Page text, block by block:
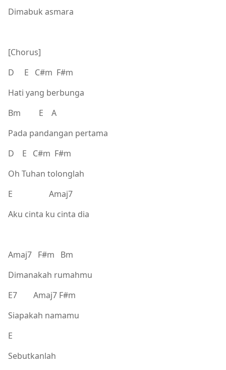
Dimabuk asmara
[Chorus]
D E C#m F#m
Hati yang berbunga
Bm E A
Pada pandangan pertama
D E C#m F#m
Oh Tuhan tolonglah
E Amaj7
Aku cinta ku cinta dia
Amaj7 F#m Bm
Dimanakah rumahmu
E7 Amaj7 F#m
Siapakah namamu
E
Sebutkanlah